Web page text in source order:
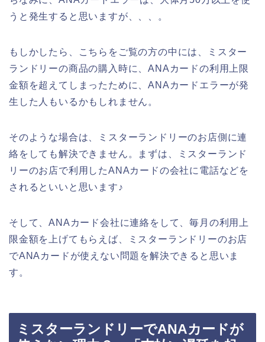
うと発生すると思いますが、、、。
もしかしたら、こちらをご覧の方の中には、ミスター
ランドリーの商品の購入時に、ANAカードの利用上限
金額を超えてしまったために、ANAカードエラーが発
生した人もいるかもしれません。
そのような場合は、ミスターランドリーのお店側に連
絡をしても解決できません。まずは、ミスターランド
リーのお店で利用したANAカードの会社に電話などを
されるといいと思います♪
そして、ANAカード会社に連絡をして、毎月の利用上
限金額を上げてもらえば、ミスターランドリーのお店
でANAカードが使えない問題を解決できると思いま
す。
ミスターランドリーでANAカードが